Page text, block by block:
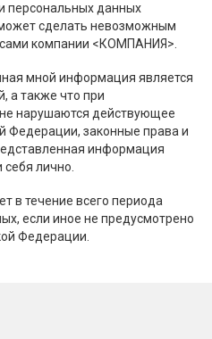
персональных данных
сделать невозможным
компании <КОМПАНИЯ>.
мной информация является
а также что при
нарушаются действующее
Федерации, законные права и
информация
лично.
в течение всего периода
если иное не предусмотрено
Федерации.